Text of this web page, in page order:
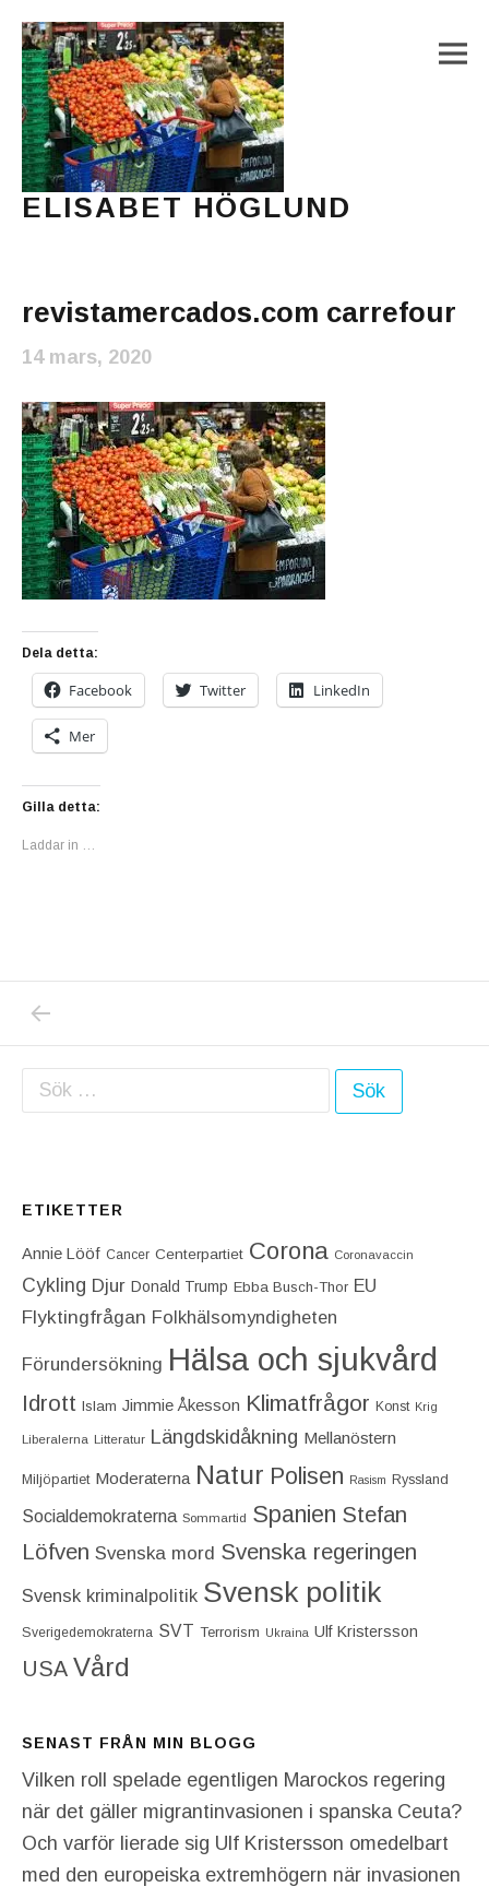
ELISABET HÖGLUND
revistamercados.com carrefour
14 mars, 2020
Dela detta:
Facebook Twitter LinkedIn
Mer
Gilla detta:
Laddar in …
Inläggsnavigering
Sök efter:
ETIKETTER
Annie Lööf Cancer Centerpartiet‎ Corona Coronavaccin
Cykling Djur Donald Trump Ebba Busch-Thor EU
Flyktingfrågan Folkhälsomyndigheten
Förundersökning Hälsa och sjukvård
Idrott Islam Jimmie Åkesson Klimatfrågor Konst Krig
Liberalerna Litteratur Längdskidåkning Mellanöstern
Miljöpartiet Moderaterna Natur Polisen Rasism Ryssland
Socialdemokraterna Sommartid Spanien Stefan
Löfven Svenska mord Svenska regeringen
Svensk kriminalpolitik Svensk politik
Sverigedemokraterna SVT Terrorism Ukraina Ulf Kristersson
USA Vård
SENAST FRÅN MIN BLOGG
Vilken roll spelade egentligen Marockos regering
när det gäller migrantinvasionen i spanska Ceuta?
Och varför lierade sig Ulf Kristersson omedelbart
med den europeiska extremhögern när invasionen